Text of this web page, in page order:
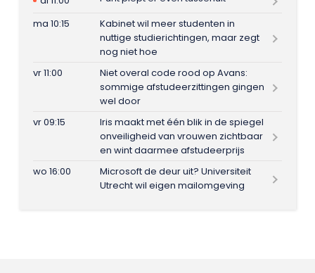
ma 10:15
Kabinet wil meer studenten in
nuttige studierichtingen, maar zegt
nog niet hoe
vr 11:00
Niet overal code rood op Avans:
sommige afstudeerzittingen gingen
wel door
vr 09:15
Iris maakt met één blik in de spiegel
onveiligheid van vrouwen zichtbaar
en wint daarmee afstudeerprijs
wo 16:00
Microsoft de deur uit? Universiteit
Utrecht wil eigen mailomgeving